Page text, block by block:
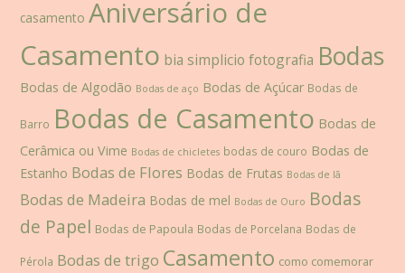
casamento Aniversário de
Casamento bia simplicio fotografia Bodas
Bodas de Algodão Bodas de aço Bodas de Açúcar Bodas de
Barro Bodas de Casamento Bodas de
Cerâmica ou Vime Bodas de chicletes bodas de couro Bodas de
Estanho Bodas de Flores Bodas de Frutas Bodas de lã
Bodas de Madeira Bodas de mel Bodas de Ouro Bodas
de Papel Bodas de Papoula Bodas de Porcelana Bodas de
Pérola Bodas de trigo Casamento como comemorar